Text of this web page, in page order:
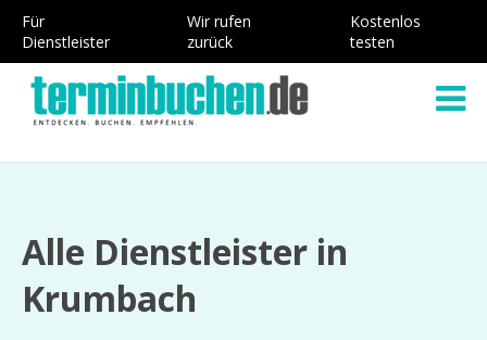
Für
Dienstleister
Wir rufen
zurück
Kostenlos
testen
Alle Dienstleister in
Krumbach